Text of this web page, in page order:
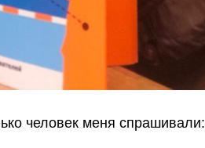
человек меня спрашивали: